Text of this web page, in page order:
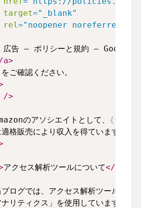
target=" _blank"
rel =" noopener noreferrer
告 – ポリシーと規約 – Google
a>
ご確認ください。
/>
のアソシエイトとして、
{
販売により収入を得ています。
アクセス解析ツールについて</
ログでは、アクセス解析ツールとし
ティクス」を使用しています。